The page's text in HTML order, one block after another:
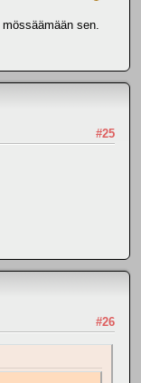
sen.
#25
#26